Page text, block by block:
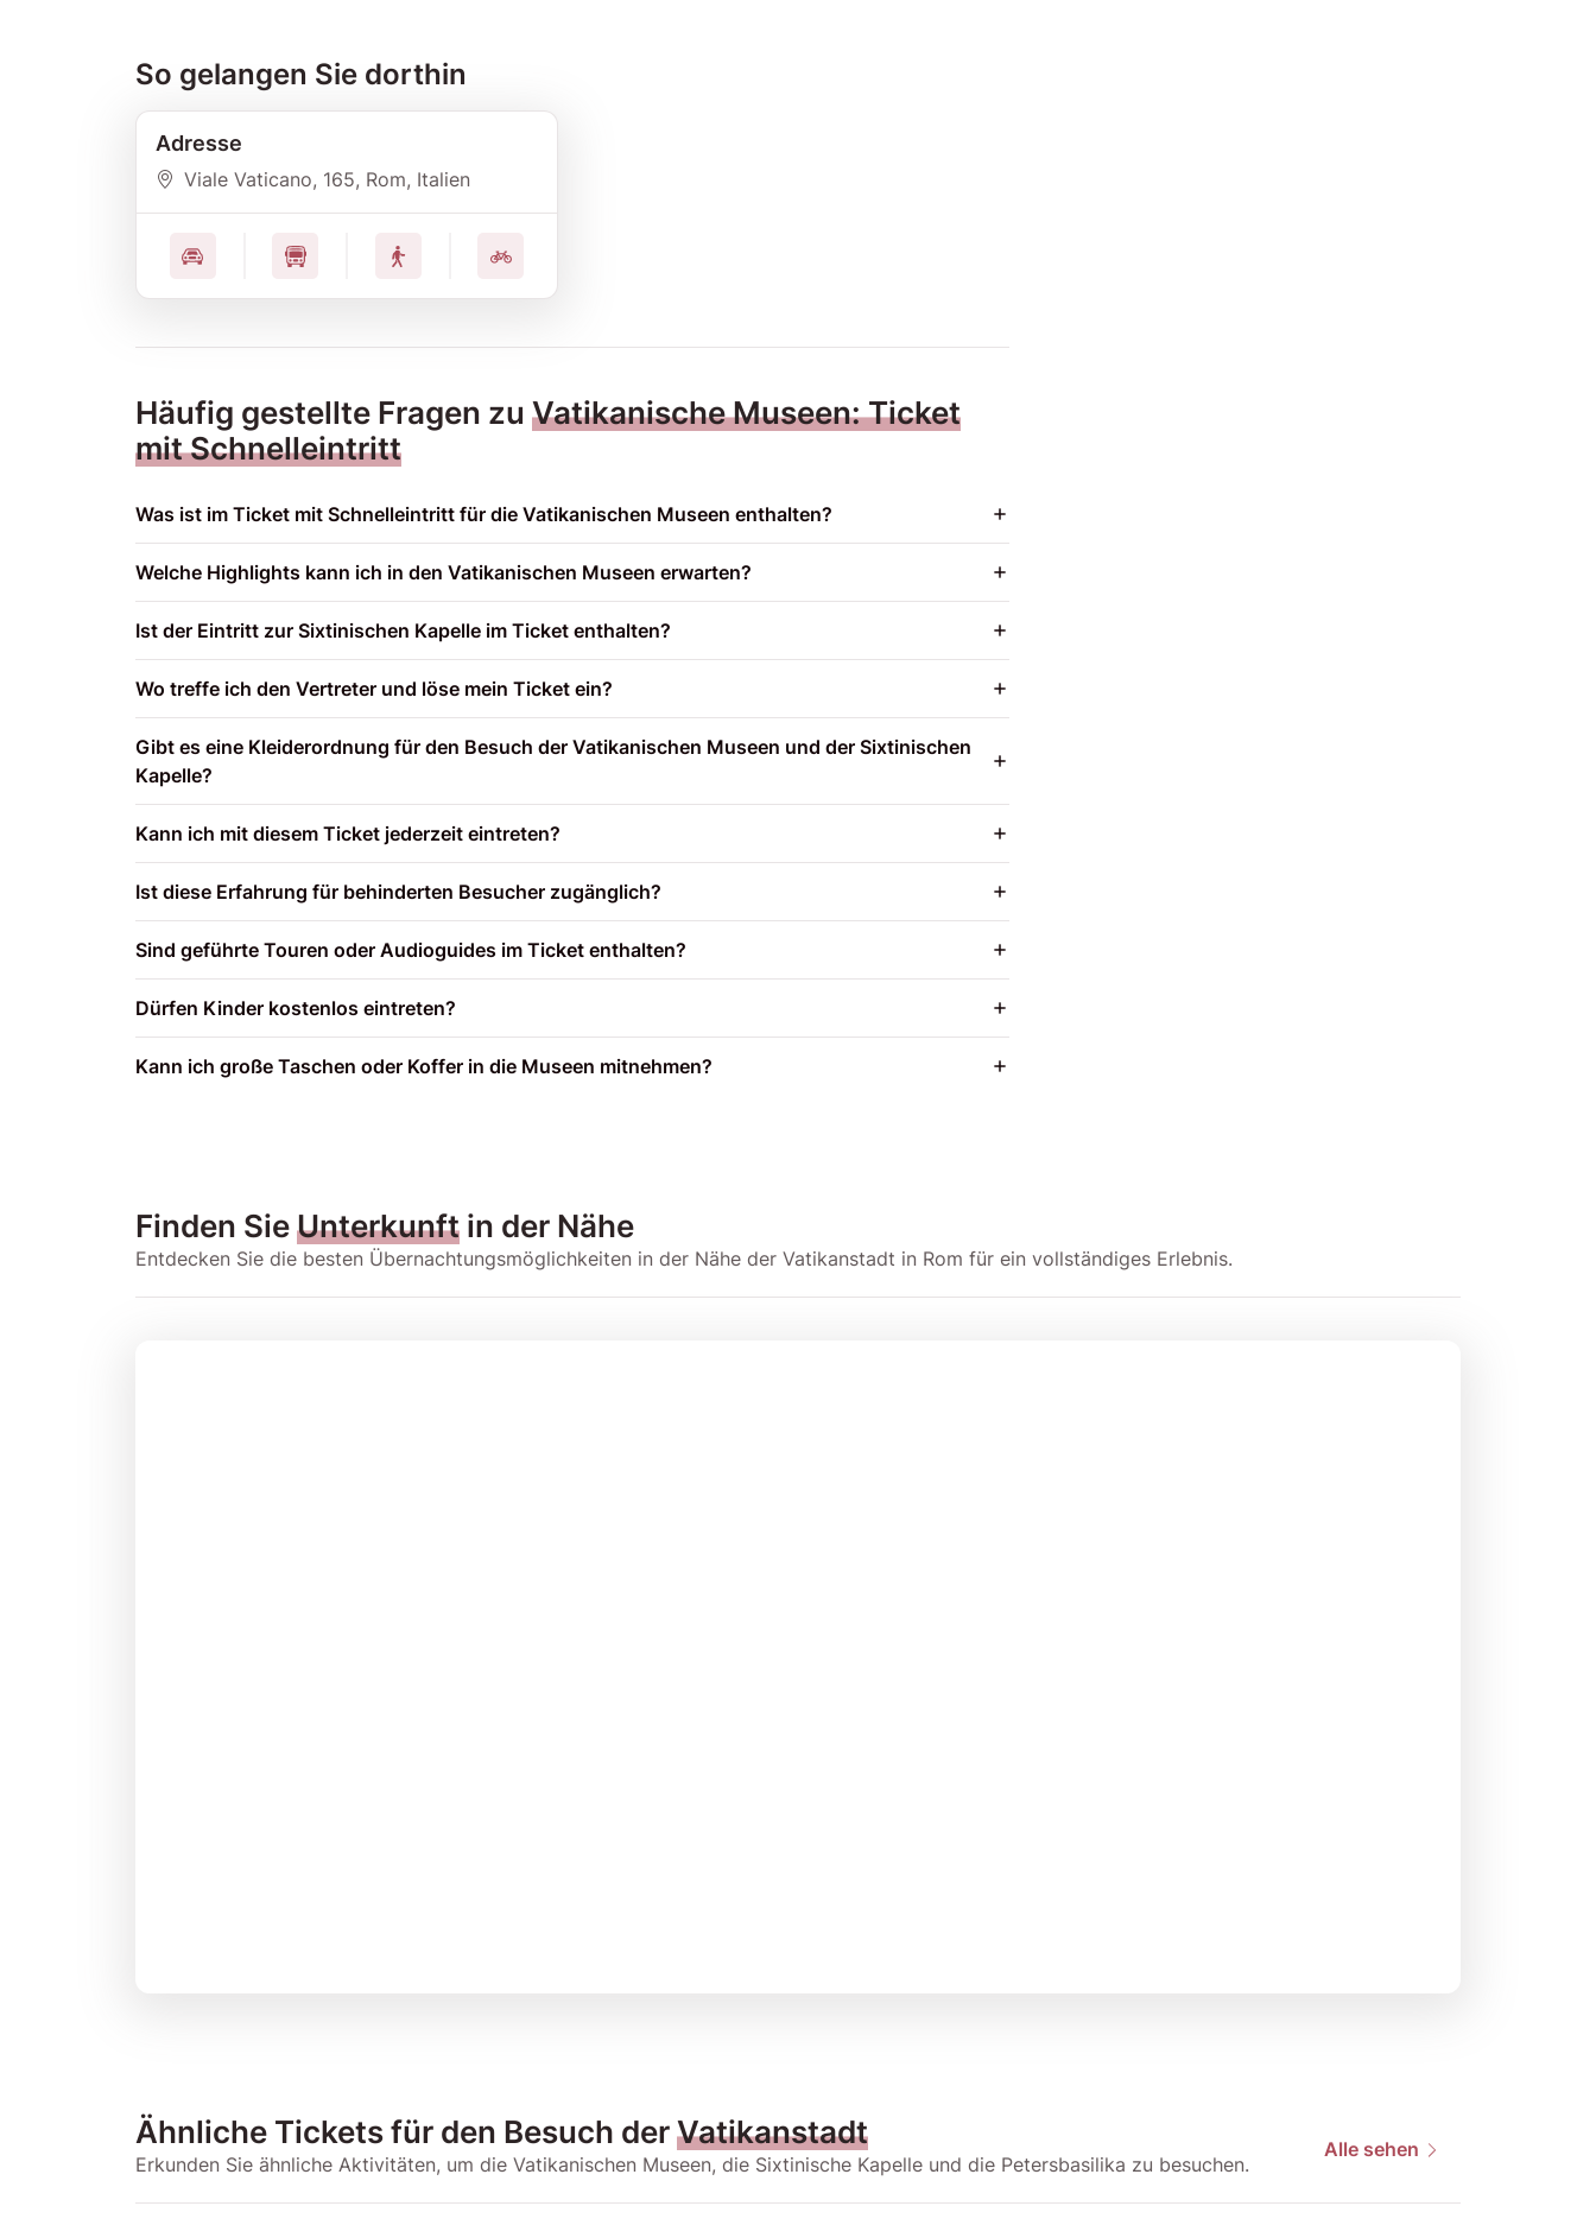
So gelangen Sie dorthin
Adresse
Viale Vaticano, 165, Rom, Italien
Häufig gestellte Fragen zu Vatikanische Museen: Ticket
mit Schnelleintritt
Was ist im Ticket mit Schnelleintritt für die Vatikanischen Museen enthalten?
Welche Highlights kann ich in den Vatikanischen Museen erwarten?
Ist der Eintritt zur Sixtinischen Kapelle im Ticket enthalten?
Wo treffe ich den Vertreter und löse mein Ticket ein?
Gibt es eine Kleiderordnung für den Besuch der Vatikanischen Museen und der Sixtinischen
Kapelle?
Kann ich mit diesem Ticket jederzeit eintreten?
Ist diese Erfahrung für behinderten Besucher zugänglich?
Sind geführte Touren oder Audioguides im Ticket enthalten?
Dürfen Kinder kostenlos eintreten?
Kann ich große Taschen oder Koffer in die Museen mitnehmen?
Finden SieUnterkunft in der Nähe
Entdecken Sie die besten Übernachtungsmöglichkeiten in der Nähe der Vatikanstadt in Rom für ein vollständiges Erlebnis.
Ähnliche Tickets für den Besuch derVatikanstadt
Erkunden Sie ähnliche Aktivitäten, um die Vatikanischen Museen, die Sixtinische Kapelle und die Petersbasilika zu besuchen.
Alle sehen